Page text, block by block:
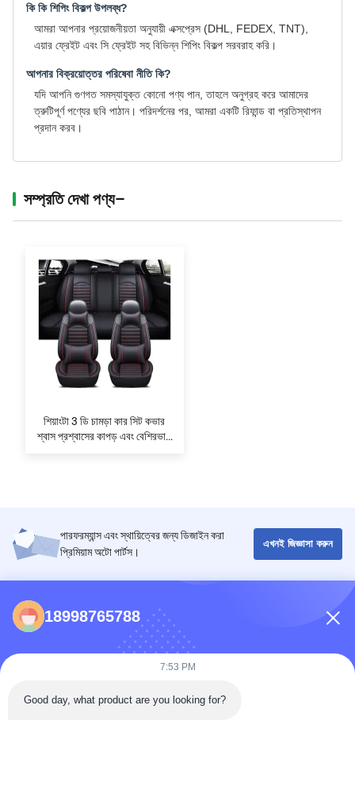
কি কি শিপিং বিকল্প উপলব্ধ?
আমরা আপনার প্রয়োজনীয়তা অনুযায়ী এক্সপ্রেস (DHL, FEDEX, TNT),
এয়ার ফ্রেইট এবং সি ফ্রেইট সহ বিভিন্ন শিপিং বিকল্প সরবরাহ করি।
আপনার বিক্রয়োত্তর পরিষেবা নীতি কি?
যদি আপনি গুণগত সমস্যাযুক্ত কোনো পণ্য পান, তাহলে অনুগ্রহ করে আমাদের
ত্রুটিপূর্ণ পণ্যের ছবি পাঠান। পরিদর্শনের পর, আমরা একটি রিফান্ড বা প্রতিস্থাপন
প্রদান করব।
সম্প্রতি দেখা পণ্য–
শিয়াংটা 3 ডি চামড়া কার সিট কভার
শ্বাস প্রশ্বাসের কাপড় এবং বেশিরভাগ
পারফরম্যান্স এবং স্থায়িত্বের জন্য ডিজাইন করা
প্রিমিয়াম অটো পার্টস।
এখনই জিজ্ঞাসা করুন
পরিচিতি
86-0731-198823123-11
09:00-19:00
18998765788
7:53 PM
Good day, what product are you looking for?